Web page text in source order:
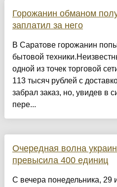
Горожанин обманом
заплатил за него
В Саратове горожанин
бытовой
одной из точек торговой
113 тысяч рублей с
забрал заказ, но, увидев в
пере...
Очередная волна
превысила 400 единиц
С вечера понедельника, 29